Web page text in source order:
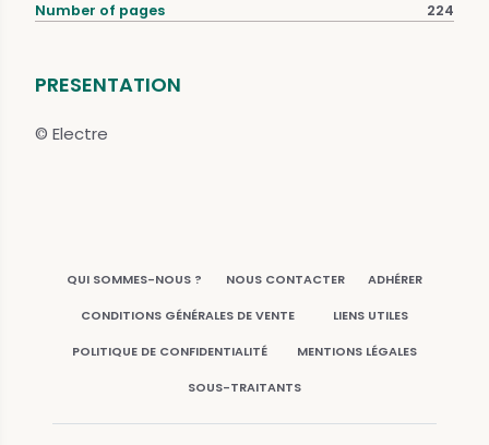
Number of pages 224
PRESENTATION
© Electre
QUI SOMMES-NOUS ? NOUS CONTACTER ADHÉRER
CONDITIONS GÉNÉRALES DE VENTE LIENS UTILES
POLITIQUE DE CONFIDENTIALITÉ MENTIONS LÉGALES
SOUS-TRAITANTS